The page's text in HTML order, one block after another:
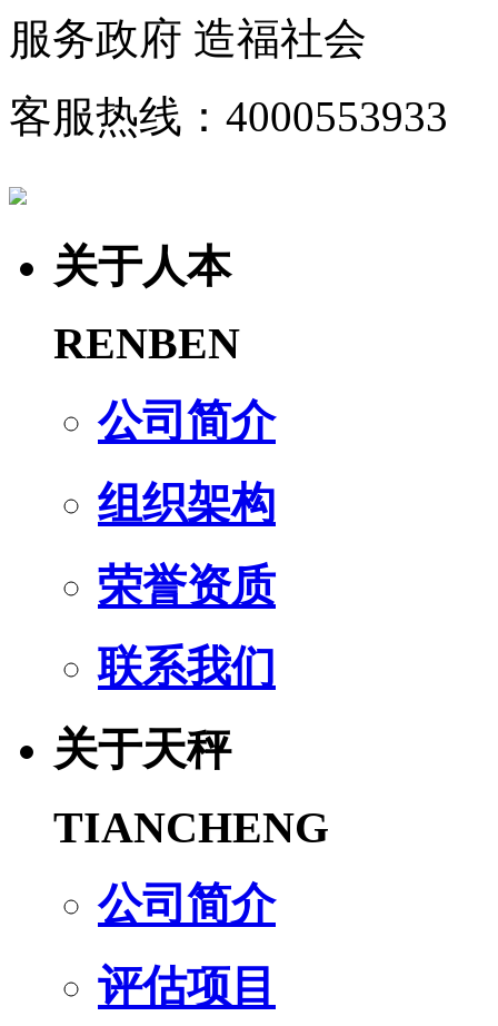
服务政府 造福社会
客服热线：4000553933
关于人本
RENBEN
公司简介
组织架构
荣誉资质
联系我们
关于天秤
TIANCHENG
公司简介
评估项目